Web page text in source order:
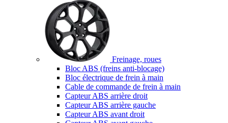
Freinage, roues
Bloc ABS (freins anti-blocage)
Bloc électrique de frein à main
Cable de commande de frein à main
Capteur ABS arrière droit
Capteur ABS arrière gauche
Capteur ABS avant droit